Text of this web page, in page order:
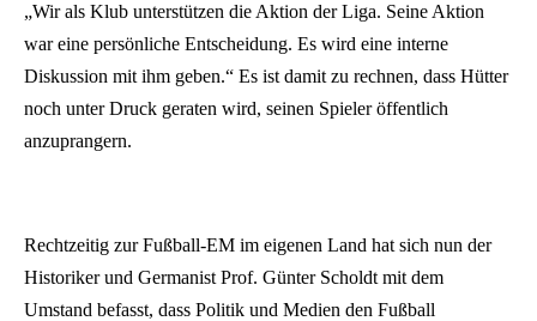
„Wir als Klub unterstützen die Aktion der Liga. Seine Aktion
war eine persönliche Entscheidung. Es wird eine interne
Diskussion mit ihm geben.“ Es ist damit zu rechnen, dass Hütter
noch unter Druck geraten wird, seinen Spieler öffentlich
anzuprangern.
Rechtzeitig zur Fußball-EM im eigenen Land hat sich nun der
Historiker und Germanist Prof. Günter Scholdt mit dem
Umstand befasst, dass Politik und Medien den Fußball